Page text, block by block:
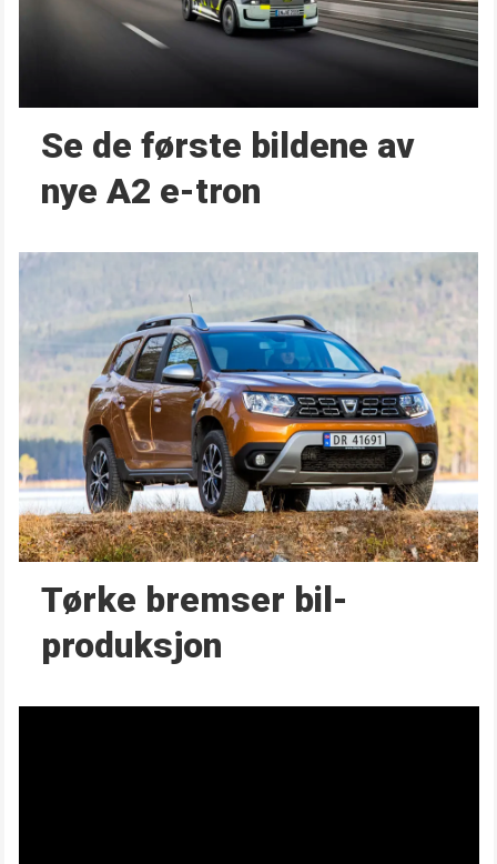
Se de første bildene av
nye A2 e-tron
Tørke bremser bil­
produksjon